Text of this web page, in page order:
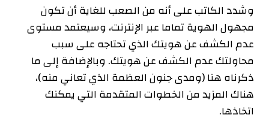
وشدد الكاتب على أنه من الصعب للغاية أن تكون
مجهول الهوية تماما عبر الإنترنت، وسيعتمد مستوى
عدم الكشف عن هويتك الذي تحتاجه على سبب
محاولتك عدم الكشف عن هويتك. وبالإضافة إلى ما
ذكرناه هنا (ومدى جنون العظمة الذي تعاني منه)،
هناك المزيد من الخطوات المتقدمة التي يمكنك
اتخاذها.